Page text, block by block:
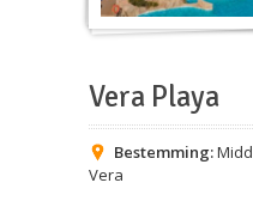
Vera Playa
Bestemming:
Vera